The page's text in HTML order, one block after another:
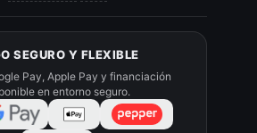
SEGURO Y FLEXIBLE
Pay, Apple Pay y financiación
en entorno seguro.